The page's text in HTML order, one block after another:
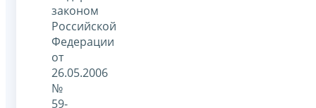
законом
Российской
Федерации
от
26.05.2006
№
59-